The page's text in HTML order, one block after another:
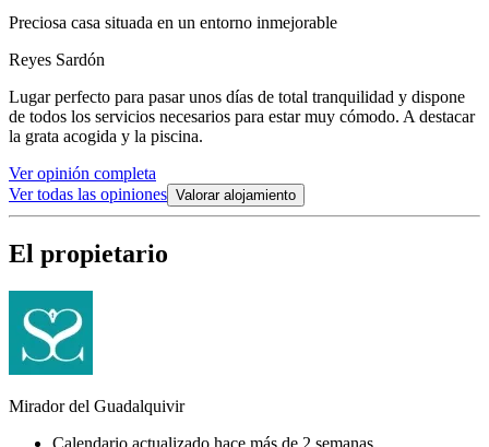
Preciosa casa situada en un entorno inmejorable
Reyes Sardón
Lugar perfecto para pasar unos días de total tranquilidad y dispone
de todos los servicios necesarios para estar muy cómodo. A destacar
la grata acogida y la piscina.
Ver opinión completa
Ver todas las opiniones Valorar alojamiento
El propietario
Mirador del Guadalquivir
Calendario actualizado hace más de 2 semanas.